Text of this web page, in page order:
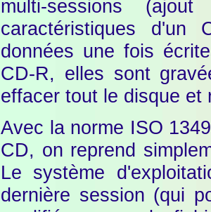
multi-sessions
caractéristiques d'un
données une fois
CD-R, elles sont
effacer tout le disque et
Avec la norme ISO
CD, on reprend
Le système
dernière session (qui